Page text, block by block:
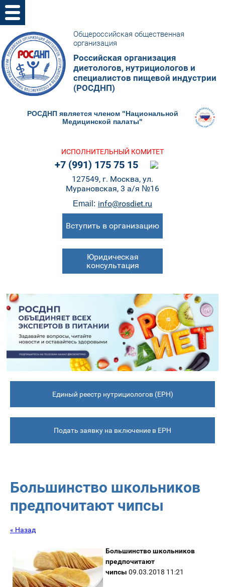
Российская организация
диетологов, нутрициологов и
специалистов пищевой индустрии
(РОСДНП)
Общероссийская общественная
организация
ИСПОЛНИТЕЛЬНЫЙ КОМИТЕТ
+7 (991) 175 75 15
127549, г. Москва, ул.
Мурановская, 3 а/я №16
Email: info@rosdiet.ru
Вступить в организацию
Юридическая
консультация
РОСДНП является членом "Национальной
Медицинской палаты"
Единый реестр нутрициологов (ЕРН)
Подать заявку на включение в ЕРН
Большинство школьников
предпочитают чипсы
« Назад
Большинство школьников
предпочитают
чипсы 09.03.2018 11:21